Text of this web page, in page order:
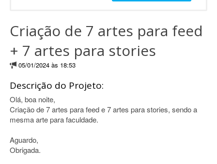
Criação de 7 artes para feed
+ 7 artes para stories
05/01/2024 às 18:53
Descrição do Projeto:
Olá, boa noite,
Criação de 7 artes para feed e 7 artes para stories, sendo a
mesma arte para faculdade.
Aguardo,
Obrigada.